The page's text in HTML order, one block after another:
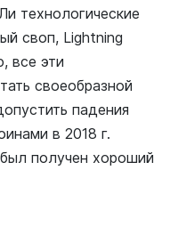
технологические
своп, Lightning
все эти
своеобразной
падения
в 2018 г.
получен хороший